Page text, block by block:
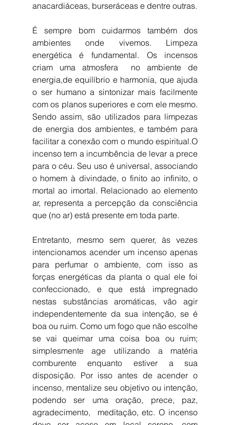
anacardiáceas, burseráceas e dentre outras.
É sempre bom cuidarmos também dos
ambientes onde vivemos. Limpeza
energética é fundamental. Os incensos
criam uma atmosfera  no ambiente de
energia,de equilíbrio e harmonia, que ajuda
o ser humano a sintonizar mais facilmente
com os planos superiores e com ele mesmo.
Sendo assim, são utilizados para limpezas
de energia dos ambientes, e também para
facilitar a conexão com o mundo espiritual.O
incenso tem a incumbência de levar a prece
para o céu. Seu uso é universal, associando
o homem à divindade, o finito ao infinito, o
mortal ao imortal. Relacionado ao elemento
ar, representa a percepção da consciência
que (no ar) está presente em toda parte.
Entretanto, mesmo sem querer, às vezes
intencionamos acender um incenso apenas
para perfumar o ambiente, com isso as
forças energéticas da planta o qual ele foi
confeccionado, e que está impregnado
nestas substâncias aromáticas, vão agir
independentemente da sua intenção, se é
boa ou ruim. Como um fogo que não escolhe
se vai queimar uma coisa boa ou ruim;
simplesmente age utilizando a matéria
comburente enquanto estiver a sua
disposição. Por isso antes de acender o
incenso, mentalize seu objetivo ou intenção,
podendo ser uma oração, prece, paz,
agradecimento,  meditação, etc. O incenso